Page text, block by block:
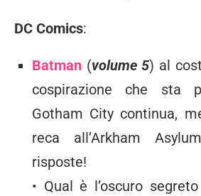
DC Comics:
Batman (volume 5) al
cospirazione che sta
Gotham City continua,
reca all’Arkham
risposte!
• Qual è l’oscuro